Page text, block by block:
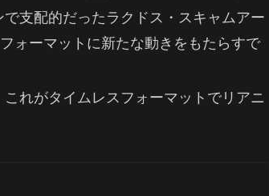
支配的だったラクドス・スキャムアー
ォーマットに新たな動きをもたらすで
れがタイムレスフォーマットでリアニ